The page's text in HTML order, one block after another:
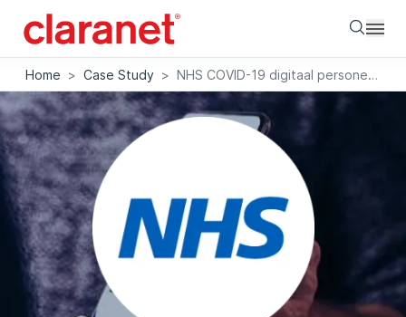
Home > Case Study > NHS COVID-19 digitaal personeelspaspoort: pentesters van Claranet zorgen voor een veilige uitrol